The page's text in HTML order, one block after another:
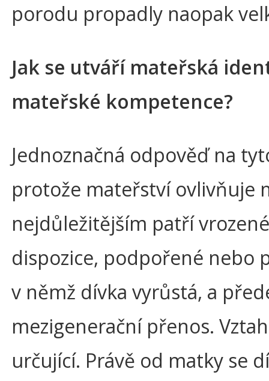
porodu propadly naopak
Jak se utváří mateřská
mateřské kompetence?
Jednoznačná odpověď na
protože mateřství ovlivňuje
nejdůležitějším patří
dispozice, podpořené nebo
v němž dívka vyrůstá, a
mezigenerační přenos.
určující. Právě od matky se